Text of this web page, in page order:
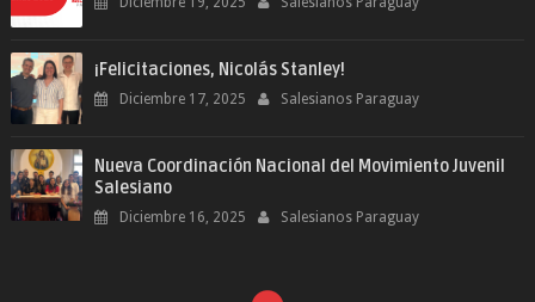
¡Felicitaciones, Nicolás Stanley!
Diciembre 17, 2025 Salesianos Paraguay
Nueva Coordinación Nacional del Movimiento Juvenil
Salesiano
Diciembre 16, 2025 Salesianos Paraguay